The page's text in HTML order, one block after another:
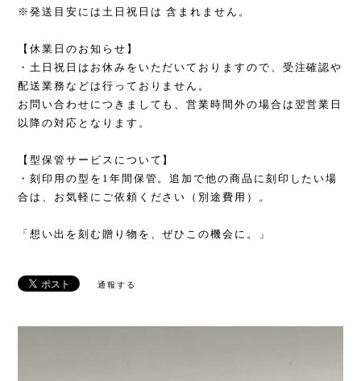
※発送目安には土日祝日は 含まれません。
【休業日のお知らせ】
・土日祝日はお休みをいただいておりますので、受注確認や
配送業務などは行っておりません。
お問い合わせにつきましても、営業時間外の場合は翌営業日
以降の対応となります。
【型保管サービスについて】
・刻印用の型を1年間保管。追加で他の商品に刻印したい場
合は、お気軽にご依頼ください（別途費用）。
「想い出を刻む贈り物を、ぜひこの機会に。」
通報する